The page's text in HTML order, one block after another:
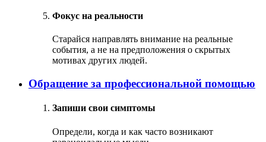
Фокус на реальности
Старайся направлять внимание на реальные
события, а не на предположения о скрытых
мотивах других людей.
Обращение за профессиональной помощью
Запиши свои симптомы
Определи, когда и как часто возникают